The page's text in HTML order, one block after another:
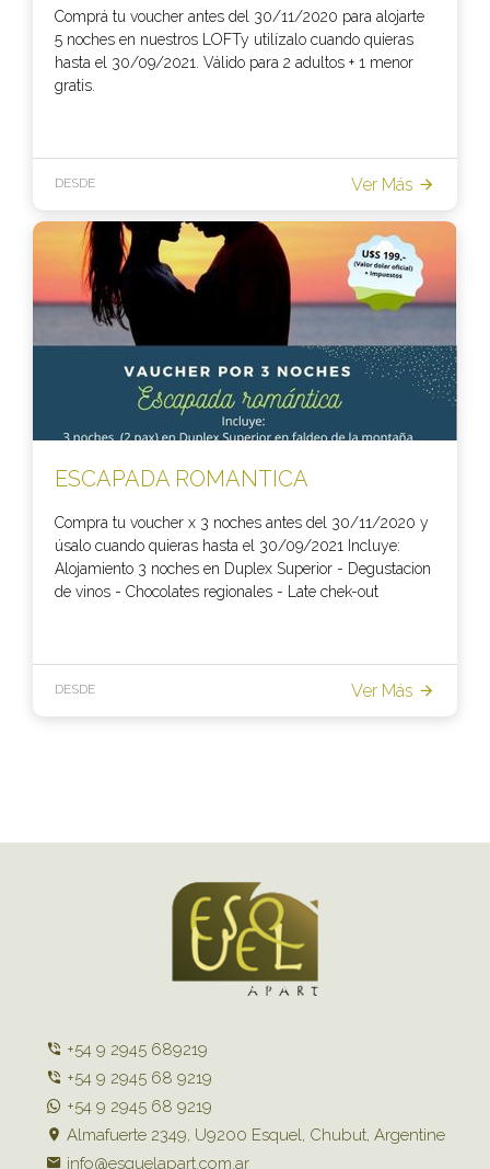
Comprá tu voucher antes del 30/11/2020 para alojarte
5 noches en nuestros LOFTy utilízalo cuando quieras
hasta el 30/09/2021. Válido para 2 adultos + 1 menor
gratis.
DESDE Ver Más
ESCAPADA ROMANTICA
Compra tu voucher x 3 noches antes del 30/11/2020 y
úsalo cuando quieras hasta el 30/09/2021 Incluye:
Alojamiento 3 noches en Duplex Superior - Degustacion
de vinos - Chocolates regionales - Late chek-out
DESDE Ver Más
+54 9 2945 689219
+54 9 2945 68 9219
+54 9 2945 68 9219
Almafuerte 2349, U9200 Esquel, Chubut, Argentine
info@esquelapart.com.ar